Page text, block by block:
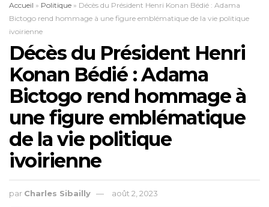
Accueil » Politique » Décès du Président Henri Konan Bédié : Adama
Bictogo rend hommage à une figure emblématique de la vie politique
ivoirienne
Décès du Président Henri
Konan Bédié : Adama
Bictogo rend hommage à
une figure emblématique
de la vie politique
ivoirienne
par Charles Sibailly août 2, 2023